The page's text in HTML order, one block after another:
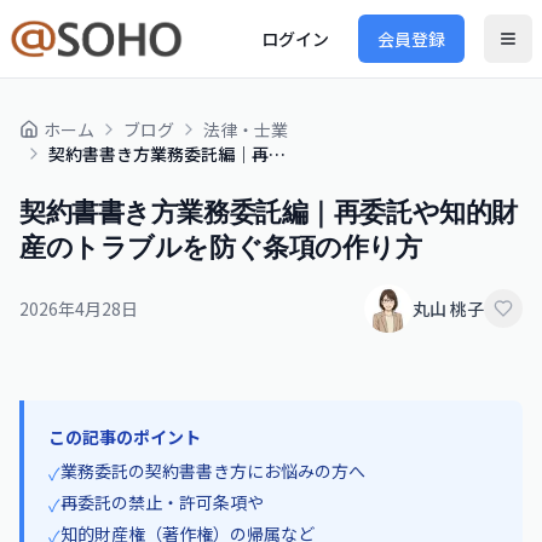
ログイン 会員登録
ホーム ブログ
法律・士業
契約書書き方業務委託編｜再委託や知的財産のトラブルを防ぐ条項の作り方
契約書書き方業務委託編｜再委託や知的財
産のトラブルを防ぐ条項の作り方
2026年4月28日 丸山 桃子
この記事のポイント
✓業務委託の契約書書き方にお悩みの方へ
✓再委託の禁止・許可条項や
✓知的財産権（著作権）の帰属など